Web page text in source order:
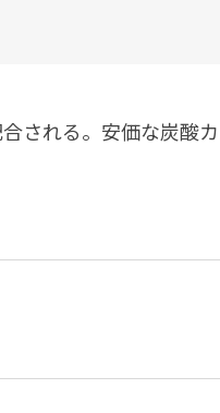
される。安価な炭酸